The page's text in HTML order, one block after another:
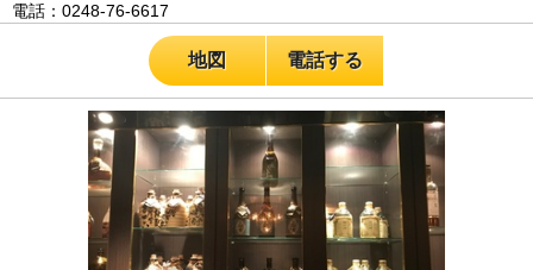
電話：0248-76-6617
地図 電話する